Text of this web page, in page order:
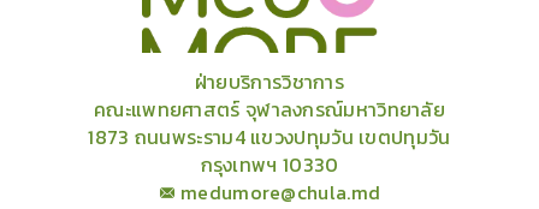
ฝ่ายบริการวิชาการ
คณะแพทยศาสตร์ จุฬาลงกรณ์มหาวิทยาลัย
1873 ถนนพระราม4 แขวงปทุมวัน เขตปทุมวัน
กรุงเทพฯ 10330
medumore@chula.md